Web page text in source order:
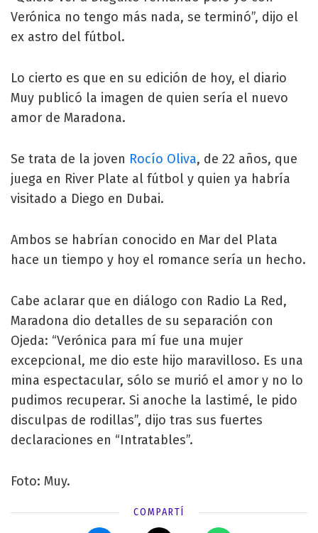
Verónica no tengo más nada, se terminó”, dijo el
ex astro del fútbol.
Lo cierto es que en su edición de hoy, el diario
Muy publicó la imagen de quien sería el nuevo
amor de Maradona.
Se trata de la joven Rocío Oliva, de 22 años, que
juega en River Plate al fútbol y quien ya habría
visitado a Diego en Dubai.
Ambos se habrían conocido en Mar del Plata
hace un tiempo y hoy el romance sería un hecho.
Cabe aclarar que en diálogo con Radio La Red,
Maradona dio detalles de su separación con
Ojeda: “Verónica para mí fue una mujer
excepcional, me dio este hijo maravilloso. Es una
mina espectacular, sólo se murió el amor y no lo
pudimos recuperar. Si anoche la lastimé, le pido
disculpas de rodillas”, dijo tras sus fuertes
declaraciones en “Intratables”.
Foto: Muy.
COMPARTÍ